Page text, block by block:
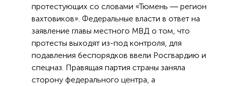
протестующих со словами «Тюмень ― регион
вахтовиков». Федеральные власти в ответ на
заявление главы местного МВД о том, что
протесты выходят из-под контроля, для
подавления беспорядков ввели Росгвардию и
спецназ. Правящая партия страны заняла
сторону федерального центра, а